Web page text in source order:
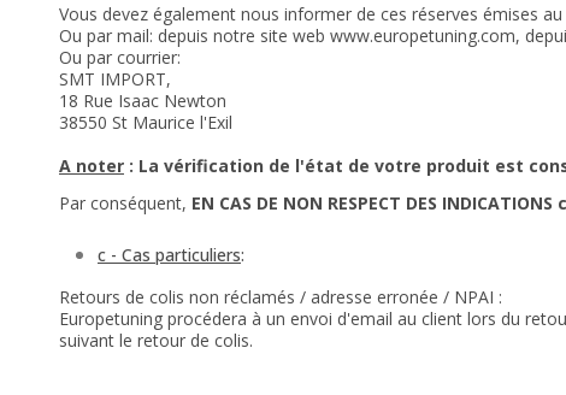
Vous devez également nous informer de ces réserves émises
Ou par mail: depuis notre site web www.europetuning.com,
Ou par courrier:
SMT IMPORT,
18 Rue Isaac Newton
38550 St Maurice l'Exil
A noter : La vérification de l'état de votre produit est
Par conséquent, EN CAS DE NON RESPECT DES
c - Cas particuliers:
Retours de colis non réclamés / adresse erronée / NPAI :
Europetuning procédera à un envoi d'email au client lors du
suivant le retour de colis.